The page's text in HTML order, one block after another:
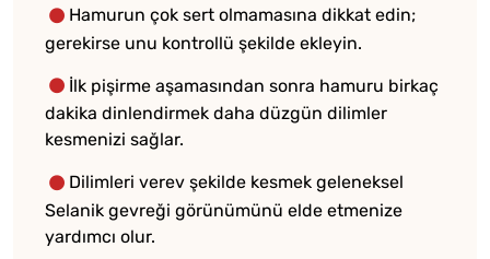
Hamurun çok sert olmamasına dikkat edin;
gerekirse unu kontrollü şekilde ekleyin.
İlk pişirme aşamasından sonra hamuru birkaç
dakika dinlendirmek daha düzgün dilimler
kesmenizi sağlar.
Dilimleri verev şekilde kesmek geleneksel
Selanik gevreği görünümünü elde etmenize
yardımcı olur.